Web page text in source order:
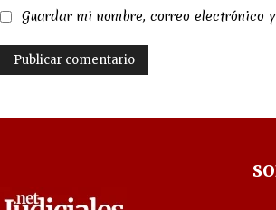
Guardar mi nombre, correo electrónico